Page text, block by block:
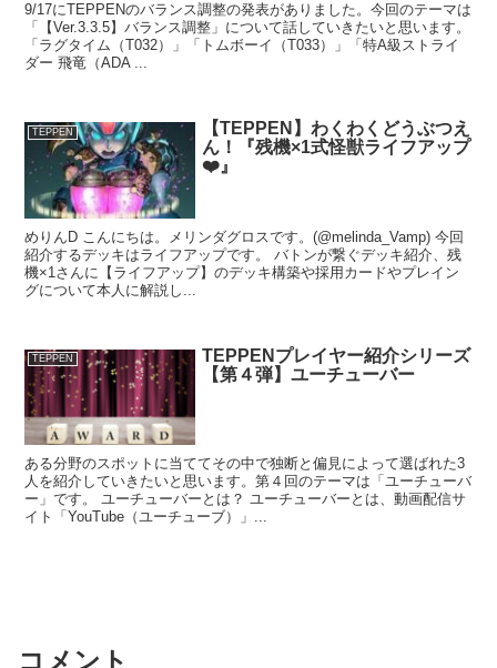
9/17にTEPPENのバランス調整の発表がありました。今回のテーマは
「【Ver.3.3.5】バランス調整」について話していきたいと思います。
「ラグタイム（T032）」「トムボーイ（T033）」「特A級ストライ
ダー 飛竜（ADA ...
TEPPEN
【TEPPEN】わくわくどうぶつえ
ん！『残機×1式怪獣ライフアップ
❤️』
めりんD こんにちは。メリンダグロスです。(@melinda_Vamp) 今回
紹介するデッキはライフアップです。 バトンが繋ぐデッキ紹介、残
機×1さんに【ライフアップ】のデッキ構築や採用カードやプレイン
グについて本人に解説し...
TEPPEN
TEPPENプレイヤー紹介シリーズ
【第４弾】ユーチューバー
ある分野のスポットに当ててその中で独断と偏見によって選ばれた3
人を紹介していきたいと思います。第４回のテーマは「ユーチューバ
ー」です。 ユーチューバーとは？ ユーチューバーとは、動画配信サ
イト「YouTube（ユーチューブ）」...
コメント